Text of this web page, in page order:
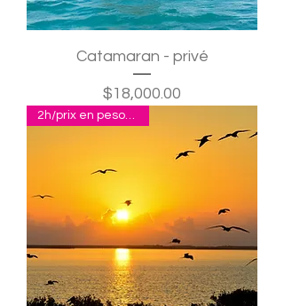
Catamaran - privé
Precio
$18,000.00